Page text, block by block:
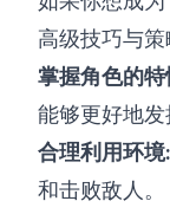
高级技巧与策
掌握角色的特
能够更好地发
合理利用环境:
和击败敌人。